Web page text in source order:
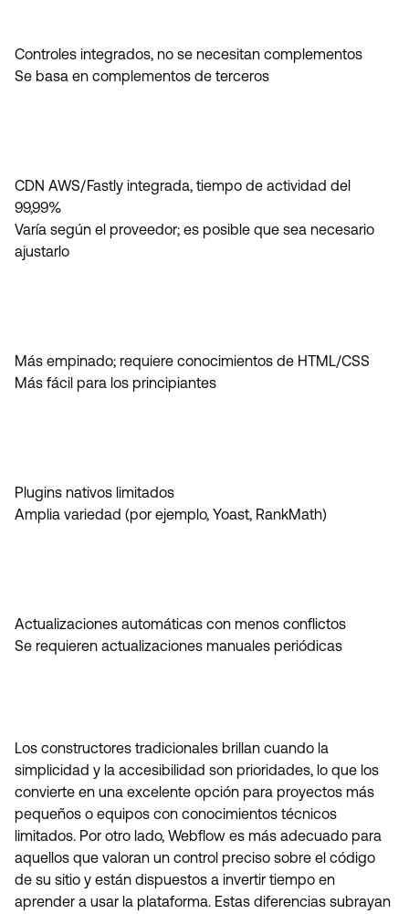
Controles integrados, no se necesitan complementos
Se basa en complementos de terceros
CDN AWS/Fastly integrada, tiempo de actividad del
99,99%
Varía según el proveedor; es posible que sea necesario
ajustarlo
Más empinado; requiere conocimientos de HTML/CSS
Más fácil para los principiantes
Plugins nativos limitados
Amplia variedad (por ejemplo, Yoast, RankMath)
Actualizaciones automáticas con menos conflictos
Se requieren actualizaciones manuales periódicas
Los constructores tradicionales brillan cuando la
simplicidad y la accesibilidad son prioridades, lo que los
convierte en una excelente opción para proyectos más
pequeños o equipos con conocimientos técnicos
limitados. Por otro lado, Webflow es más adecuado para
aquellos que valoran un control preciso sobre el código
de su sitio y están dispuestos a invertir tiempo en
aprender a usar la plataforma. Estas diferencias subrayan